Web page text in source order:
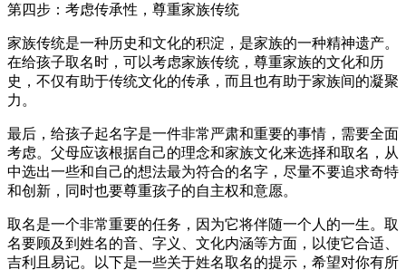
第四步：考虑传承性，尊重家族传统
家族传统是一种历史和文化的积淀，是家族的一种精神遗产。
在给孩子取名时，可以考虑家族传统，尊重家族的文化和历
史，不仅有助于传统文化的传承，而且也有助于家族间的凝聚
力。
最后，给孩子起名字是一件非常严肃和重要的事情，需要全面
考虑。父母应该根据自己的理念和家族文化来选择和取名，从
中选出一些和自己的想法最为符合的名字，尽量不要追求奇特
和创新，同时也要尊重孩子的自主权和意愿。
取名是一个非常重要的任务，因为它将伴随一个人的一生。取
名要顾及到姓名的音、字义、文化内涵等方面，以使它合适、
吉利且易记。以下是一些关于姓名取名的提示，希望对你有所